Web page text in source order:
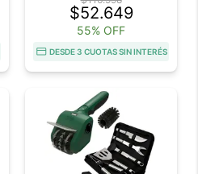
$52.649
55% OFF
DESDE 3 CUOTAS SIN INTERÉS